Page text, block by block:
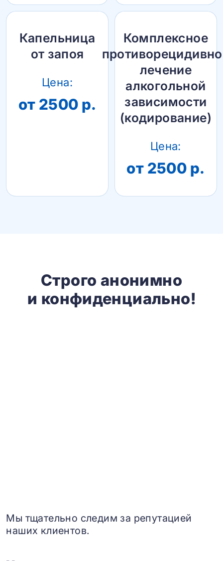
Капельница
от запоя
Цена:
от 2500 р.
Комплексное
лечение
алкогольной
зависимости
(кодирование)
Цена:
от 2500 р.
Строго анонимно
и конфиденциально!
Мы тщательно следим за репутацией
наших клиентов.